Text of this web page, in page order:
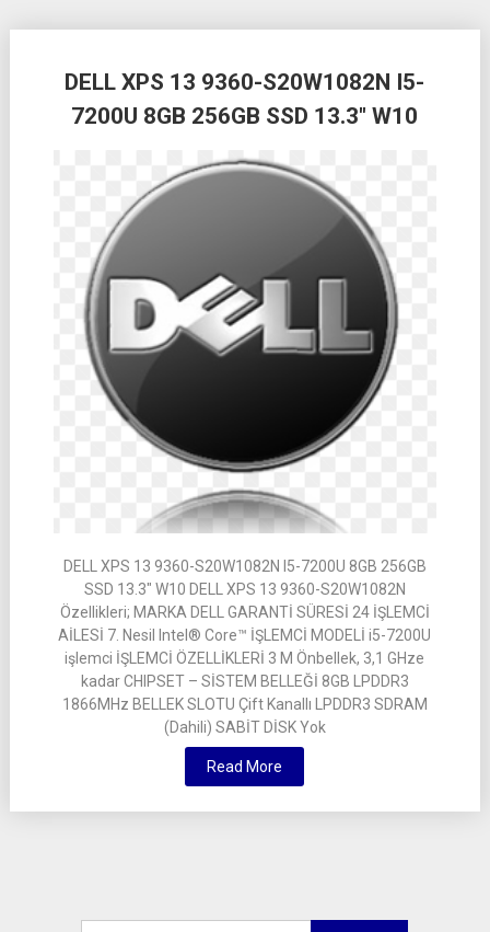
DELL XPS 13 9360-S20W1082N I5-
7200U 8GB 256GB SSD 13.3″ W10
DELL XPS 13 9360-S20W1082N I5-7200U 8GB 256GB
SSD 13.3″ W10 DELL XPS 13 9360-S20W1082N
Özellikleri; MARKA DELL GARANTİ SÜRESİ 24 İŞLEMCİ
AİLESİ 7. Nesil Intel® Core™ İŞLEMCİ MODELİ i5-7200U
işlemci İŞLEMCİ ÖZELLİKLERİ 3 M Önbellek, 3,1 GHze
kadar CHIPSET – SİSTEM BELLEĞİ 8GB LPDDR3
1866MHz BELLEK SLOTU Çift Kanallı LPDDR3 SDRAM
(Dahili) SABİT DİSK Yok
Read More
navigation